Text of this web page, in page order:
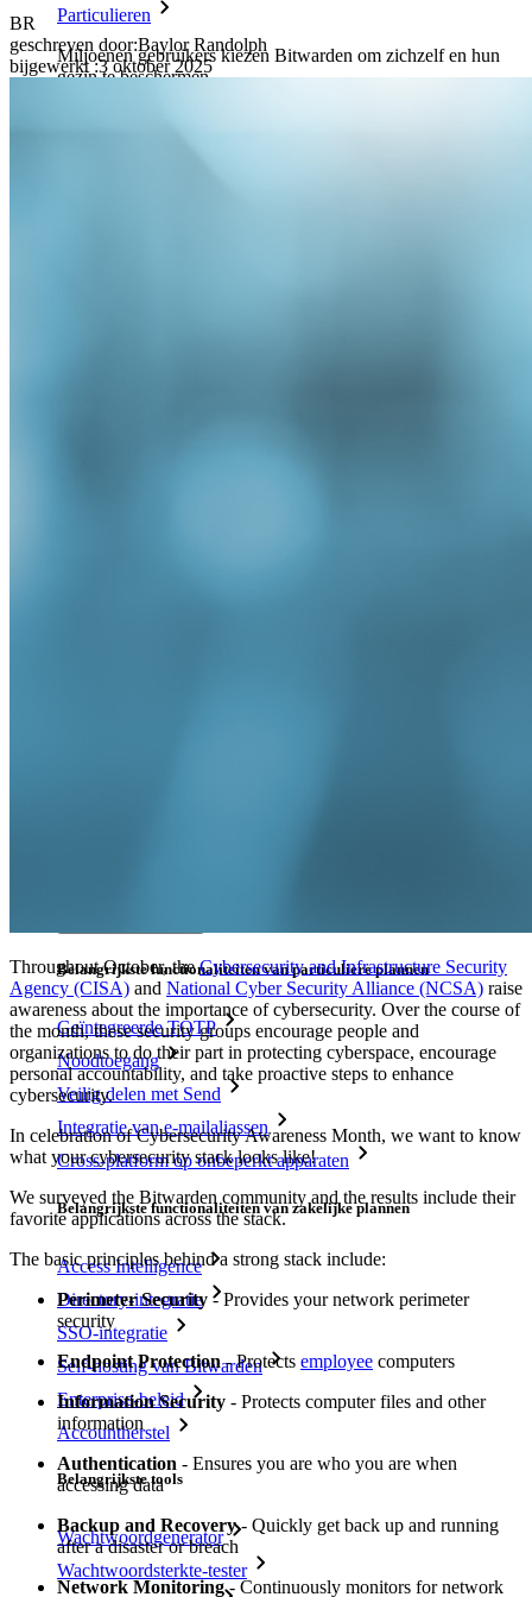
Particulieren
Miljoenen gebruikers kiezen Bitwarden om zichzelf en hun
gezin te beschermen
Belangrijkste functionaliteiten van particuliere plannen
Geïntegreerde TOTP
Noodtoegang
Veilig delen met Send
Integratie van e-mailaliassen
Cross-platform op onbeperkt apparaten
Belangrijkste functionaliteiten van zakelijke plannen
Access Intelligence
Directory-integratie
SSO-integratie
Self-hosting van Bitwarden
Enterprise-beleid
Accountherstel
Belangrijkste tools
Wachtwoordgenerator
Wachtwoordsterkte-tester
BR
geschreven door:Baylor Randolph
bijgewerkt:3 oktober 2025
Throughout October, theCybersecurity and Infrastructure Security
Agency (CISA) and National Cyber Security Alliance (NCSA) raise
awareness about the importance of cybersecurity. Over the course of
the month, these security groups encourage people and
organizations to do their part in protecting cyberspace, encourage
personal accountability, and take proactive steps to enhance
cybersecurity.
In celebration of Cybersecurity Awareness Month, we want to know
what your cybersecurity stack looks like!
We surveyed the Bitwarden community and the results include their
favorite applications across the stack.
The basic principles behind a strong stack include:
Perimeter Security - Provides your network perimeter
security
Endpoint Protection- Protects employee computers
Information Security - Protects computer files and other
information
Authentication - Ensures you are who you are when
accessing data
Backup and Recovery- Quickly get back up and running
after a disaster or breach
Network Monitoring- Continuously monitors for network